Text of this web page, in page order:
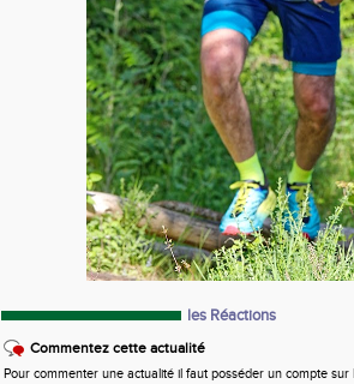
les Réactions
Commentez cette actualité
Pour commenter une actualité il faut posséder un compte sur